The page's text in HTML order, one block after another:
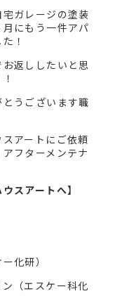
ガレージの塗装
にもう一件アパ
！
返ししたいと思
うございます職
アートにご依頼
フターメンテナ
スアートへ】
化研）
（エスケー科化